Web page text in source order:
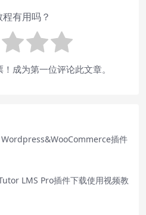
有用吗？
成为第一位评论此文章。
插件
LMS Pro插件下载使用视频教